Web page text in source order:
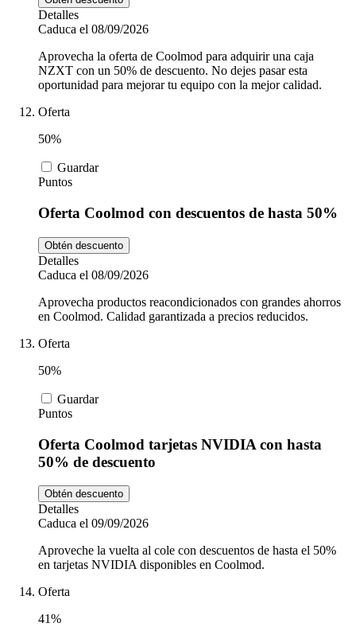
Detalles
Caduca el 08/09/2026
Aprovecha la oferta de Coolmod para adquirir una caja
NZXT con un 50% de descuento. No dejes pasar esta
oportunidad para mejorar tu equipo con la mejor calidad.
Oferta
50%
Guardar
Puntos
Oferta Coolmod con descuentos de hasta 50%
Obtén descuento
Detalles
Caduca el 08/09/2026
Aprovecha productos reacondicionados con grandes ahorros
en Coolmod. Calidad garantizada a precios reducidos.
Oferta
50%
Guardar
Puntos
Oferta Coolmod tarjetas NVIDIA con hasta
50% de descuento
Obtén descuento
Detalles
Caduca el 09/09/2026
Aproveche la vuelta al cole con descuentos de hasta el 50%
en tarjetas NVIDIA disponibles en Coolmod.
Oferta
41%